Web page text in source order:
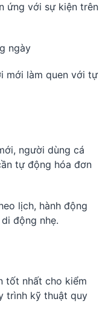
ứng với sự kiện trên
ngày
mới làm quen với tự
người dùng cá
tự động hóa đơn
lịch, hành động
động nhẹ.
tốt nhất cho kiểm
trình kỹ thuật quy